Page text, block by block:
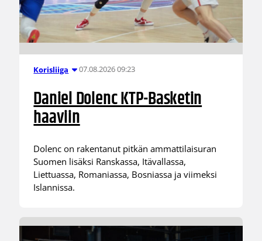
Korisliiga 07.08.2026 09:23
Daniel Dolenc KTP-Basketin
haaviin
Dolenc on rakentanut pitkän ammattilaisuran
Suomen lisäksi Ranskassa, Itävallassa,
Liettuassa, Romaniassa, Bosniassa ja viimeksi
Islannissa.